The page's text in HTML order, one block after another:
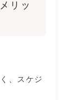
リッ
、スケジ